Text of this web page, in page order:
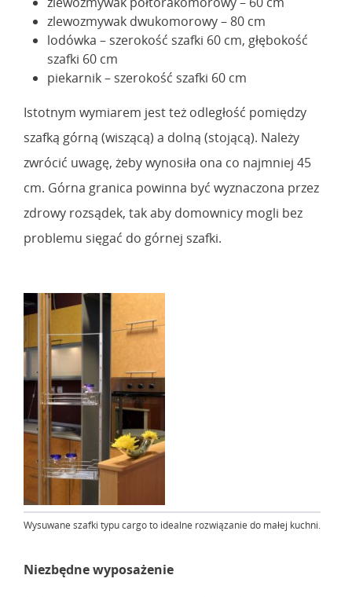
zlewozmywak dwukomorowy – 80 cm
lodówka – szerokość szafki 60 cm, głębokość
szafki 60 cm
piekarnik – szerokość szafki 60 cm
Istotnym wymiarem jest też odległość pomiędzy
szafką górną (wiszącą) a dolną (stojącą). Należy
zwrócić uwagę, żeby wynosiła ona co najmniej 45
cm. Górna granica powinna być wyznaczona przez
zdrowy rozsądek, tak aby domownicy mogli bez
problemu sięgać do górnej szafki.
Wysuwane szafki typu cargo to idealne rozwiązanie do małej kuchni.
Niezbędne wyposażenie